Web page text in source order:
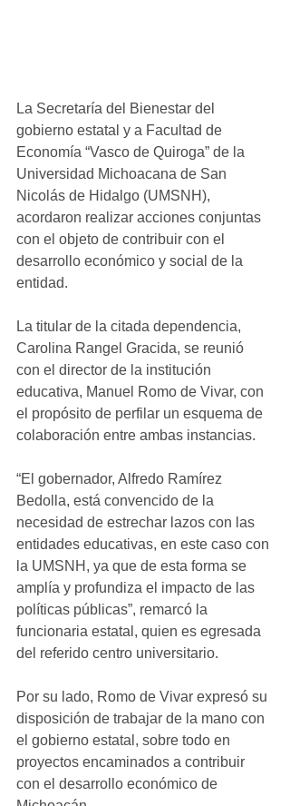
La Secretaría del Bienestar del
gobierno estatal y a Facultad de
Economía “Vasco de Quiroga” de la
Universidad Michoacana de San
Nicolás de Hidalgo (UMSNH),
acordaron realizar acciones conjuntas
con el objeto de contribuir con el
desarrollo económico y social de la
entidad.
La titular de la citada dependencia,
Carolina Rangel Gracida, se reunió
con el director de la institución
educativa, Manuel Romo de Vivar, con
el propósito de perfilar un esquema de
colaboración entre ambas instancias.
“El gobernador, Alfredo Ramírez
Bedolla, está convencido de la
necesidad de estrechar lazos con las
entidades educativas, en este caso con
la UMSNH, ya que de esta forma se
amplía y profundiza el impacto de las
políticas públicas”, remarcó la
funcionaria estatal, quien es egresada
del referido centro universitario.
Por su lado, Romo de Vivar expresó su
disposición de trabajar de la mano con
el gobierno estatal, sobre todo en
proyectos encaminados a contribuir
con el desarrollo económico de